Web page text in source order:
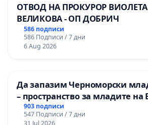
ОТВОД НА ПРОКУРОР
ВЕЛИКОВА - ОП ДОБРИЧ
586 подписи
586 Подписи / 7 дни
6 Aug 2026
Да запазим Черноморски
– пространство за младите на
903 подписи
547 Подписи / 7 дни